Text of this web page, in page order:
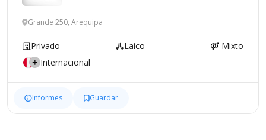
Grande 250, Arequipa
Privado Laico
Mixto
Internacional
Informes Guardar